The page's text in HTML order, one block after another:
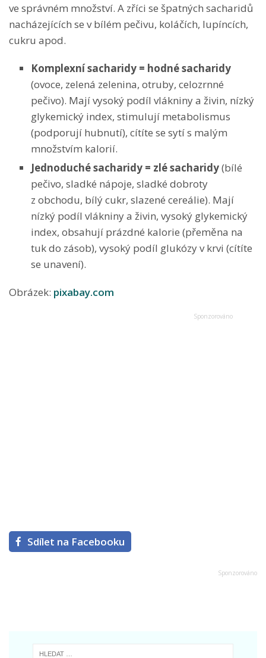
ve správném množství. A zříci se špatných sacharidů
nacházejících se v bílém pečivu, koláčích, lupíncích,
cukru apod.
Komplexní sacharidy = hodné sacharidy
(ovoce, zelená zelenina, otruby, celozrnné
pečivo). Mají vysoký podíl vlákniny a živin, nízký
glykemický index, stimulují metabolismus
(podporují hubnutí), cítíte se sytí s malým
množstvím kalorií.
Jednoduché sacharidy = zlé sacharidy(bílé
pečivo, sladké nápoje, sladké dobroty
z obchodu, bílý cukr, slazené cereálie). Mají
nízký podíl vlákniny a živin, vysoký glykemický
index, obsahují prázdné kalorie (přeměna na
tuk do zásob), vysoký podíl glukózy v krvi (cítíte
se unavení).
Obrázek: pixabay.com
Sdílet na Facebooku